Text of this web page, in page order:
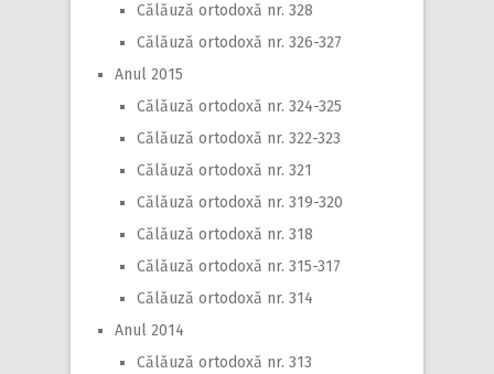
Călăuză ortodoxă nr. 328
Călăuză ortodoxă nr. 326-327
Anul 2015
Călăuză ortodoxă nr. 324-325
Călăuză ortodoxă nr. 322-323
Călăuză ortodoxă nr. 321
Călăuză ortodoxă nr. 319-320
Călăuză ortodoxă nr. 318
Călăuză ortodoxă nr. 315-317
Călăuză ortodoxă nr. 314
Anul 2014
Călăuză ortodoxă nr. 313